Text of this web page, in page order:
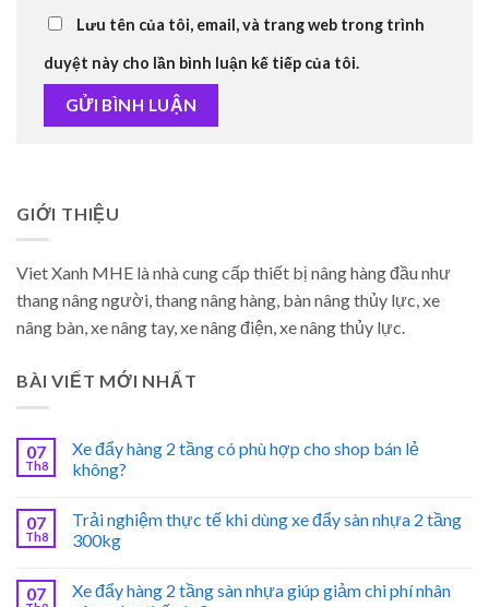
Lưu tên của tôi, email, và trang web trong trình
duyệt này cho lần bình luận kế tiếp của tôi.
GIỚI THIỆU
Viet Xanh MHE là nhà cung cấp thiết bị nâng hàng đầu như
thang nâng người, thang nâng hàng, bàn nâng thủy lực, xe
nâng bàn, xe nâng tay, xe nâng điện, xe nâng thủy lực.
BÀI VIẾT MỚI NHẤT
07
Th8
Xe đẩy hàng 2 tầng có phù hợp cho shop bán lẻ
không?
07
Th8
Trải nghiệm thực tế khi dùng xe đẩy sàn nhựa 2 tầng
300kg
07
Xe đẩy hàng 2 tầng sàn nhựa giúp giảm chi phí nhân